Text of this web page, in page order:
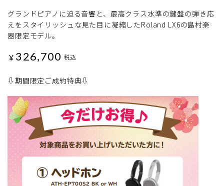
グランドピアノに迫る音響と、最高クラス水準の鍵盤の弾き応
えをスタイリッシュな見た目に凝縮したRoland LX6の島村楽
器限定モデル。
¥ 326,700 税込
⇩期間限定ご成約特典⇩